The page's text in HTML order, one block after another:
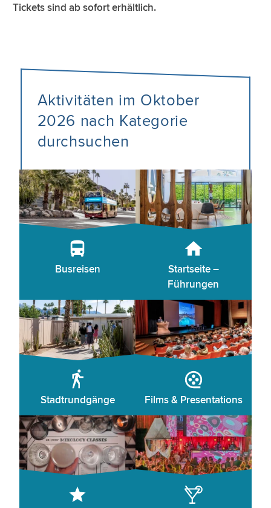
Tickets sind ab sofort erhältlich.
Aktivitäten im Oktober
2026 nach Kategorie
durchsuchen
Busreisen
Startseite –
Führungen
Stadtrundgänge Films & Presentations